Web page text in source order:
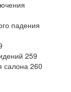
падения
259
салона 260